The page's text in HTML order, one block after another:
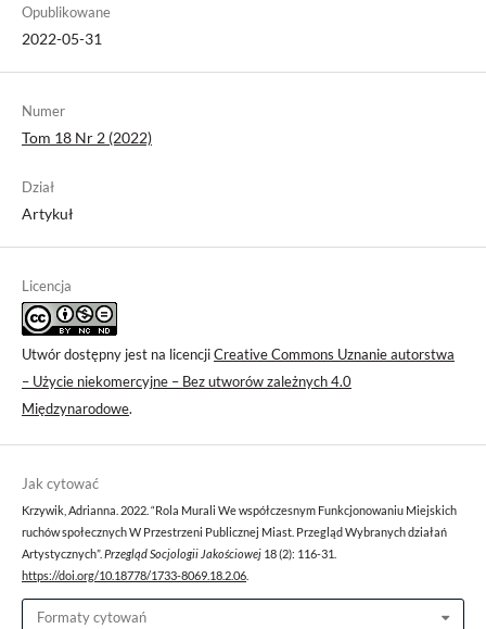
Opublikowane
2022-05-31
Numer
Tom 18 Nr 2 (2022)
Dział
Artykuł
Licencja
Utwór dostępny jest na licencjiCreative Commons Uznanie autorstwa
– Użycie niekomercyjne – Bez utworów zależnych 4.0
Międzynarodowe.
Jak cytować
Krzywik, Adrianna. 2022. “Rola Murali We współczesnym Funkcjonowaniu Miejskich
ruchów społecznych W Przestrzeni Publicznej Miast. Przegląd Wybranych działań
Artystycznych”. Przegląd Socjologii Jakościowej 18 (2): 116-31.
https://doi.org/10.18778/1733-8069.18.2.06
Formaty cytowań